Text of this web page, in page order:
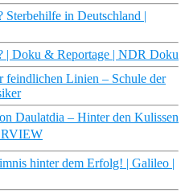
Sterbehilfe in Deutschland |
| Doku & Reportage | NDR Doku
Linien – Schule der
Daulatdia – Hinter den Kulissen
hinter dem Erfolg! | Galileo |